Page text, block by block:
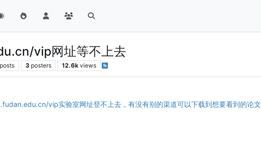
vip网址等不上去
posts 3 posters 12.6k views
vip实验室网址登不上去，有没有别的渠道可以下载到想要看到的论文